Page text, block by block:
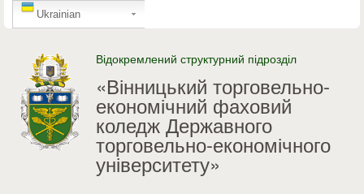
Перейти до основного
GTranslate
Ukrainian
Відокремлений структурний підрозділ
«Вінницький торговельно-
економічний фаховий
коледж Державного
торговельно-економічного
університету»